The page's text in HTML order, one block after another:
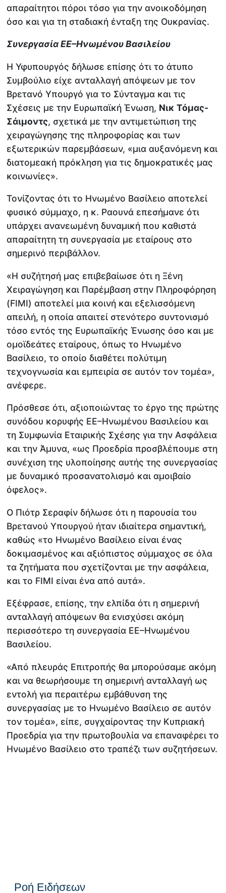
απαραίτητοι πόροι τόσο για την ανοικοδόμηση
όσο και για τη σταδιακή ένταξη της Ουκρανίας.
Συνεργασία ΕΕ–Ηνωμένου Βασιλείου
Η Υφυπουργός δήλωσε επίσης ότι το άτυπο
Συμβούλιο είχε ανταλλαγή απόψεων με τον
Βρετανό Υπουργό για το Σύνταγμα και τις
Σχέσεις με την Ευρωπαϊκή Ένωση, Νικ Τόμας-
Σάιμοντς, σχετικά με την αντιμετώπιση της
χειραγώγησης της πληροφορίας και των
εξωτερικών παρεμβάσεων, «μια αυξανόμενη και
διατομεακή πρόκληση για τις δημοκρατικές μας
κοινωνίες».
Τονίζοντας ότι το Ηνωμένο Βασίλειο αποτελεί
φυσικό σύμμαχο, η κ. Ραουνά επεσήμανε ότι
υπάρχει ανανεωμένη δυναμική που καθιστά
απαραίτητη τη συνεργασία με εταίρους στο
σημερινό περιβάλλον.
«Η συζήτησή μας επιβεβαίωσε ότι η Ξένη
Χειραγώγηση και Παρέμβαση στην Πληροφόρηση
(FIMI) αποτελεί μια κοινή και εξελισσόμενη
απειλή, η οποία απαιτεί στενότερο συντονισμό
τόσο εντός της Ευρωπαϊκής Ένωσης όσο και με
ομοϊδεάτες εταίρους, όπως το Ηνωμένο
Βασίλειο, το οποίο διαθέτει πολύτιμη
τεχνογνωσία και εμπειρία σε αυτόν τον τομέα»,
ανέφερε.
Πρόσθεσε ότι, αξιοποιώντας το έργο της πρώτης
συνόδου κορυφής ΕΕ–Ηνωμένου Βασιλείου και
τη Συμφωνία Εταιρικής Σχέσης για την Ασφάλεια
και την Άμυνα, «ως Προεδρία προσβλέπουμε στη
συνέχιση της υλοποίησης αυτής της συνεργασίας
με δυναμικό προσανατολισμό και αμοιβαίο
όφελος».
Ο Πιότρ Σεραφίν δήλωσε ότι η παρουσία του
Βρετανού Υπουργού ήταν ιδιαίτερα σημαντική,
καθώς «το Ηνωμένο Βασίλειο είναι ένας
δοκιμασμένος και αξιόπιστος σύμμαχος σε όλα
τα ζητήματα που σχετίζονται με την ασφάλεια,
και το FIMI είναι ένα από αυτά».
Εξέφρασε, επίσης, την ελπίδα ότι η σημερινή
ανταλλαγή απόψεων θα ενισχύσει ακόμη
περισσότερο τη συνεργασία ΕΕ–Ηνωμένου
Βασιλείου.
«Από πλευράς Επιτροπής θα μπορούσαμε ακόμη
και να θεωρήσουμε τη σημερινή ανταλλαγή ως
εντολή για περαιτέρω εμβάθυνση της
συνεργασίας με το Ηνωμένο Βασίλειο σε αυτόν
τον τομέα», είπε, συγχαίροντας την Κυπριακή
Προεδρία για την πρωτοβουλία να επαναφέρει το
Ηνωμένο Βασίλειο στο τραπέζι των συζητήσεων.
Ροή Ειδήσεων